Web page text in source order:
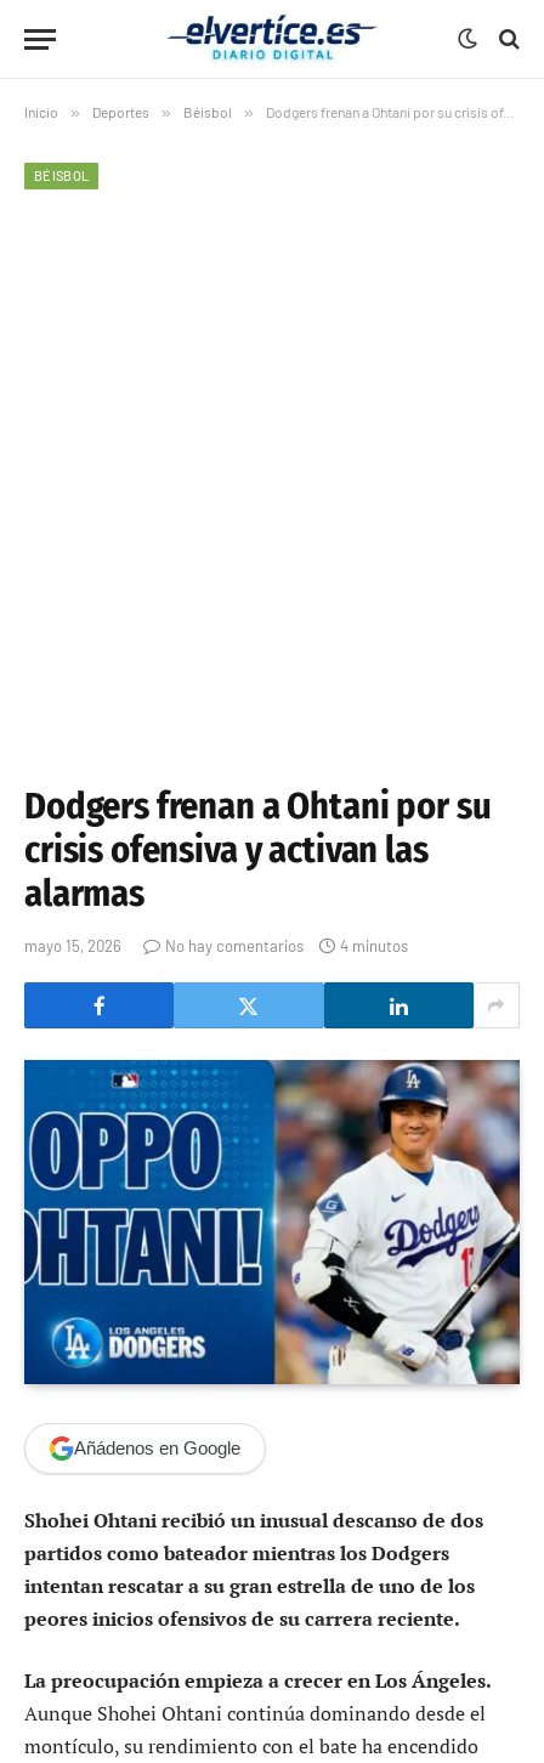
Inicio » Deportes » Béisbol » Dodgers frenan a Ohtani por su crisis ofensiva y activan las alarmas
BÉISBOL
Dodgers frenan a Ohtani por su
crisis ofensiva y activan las
alarmas
mayo 15, 2026 No hay comentarios 4 minutos
Añádenos en Google
Shohei Ohtani recibió un inusual descanso de dos
partidos como bateador mientras los Dodgers
intentan rescatar a su gran estrella de uno de los
peores inicios ofensivos de su carrera reciente.
La preocupación empieza a crecer en Los Ángeles.
Aunque Shohei Ohtani continúa dominando desde el
montículo, su rendimiento con el bate ha encendido